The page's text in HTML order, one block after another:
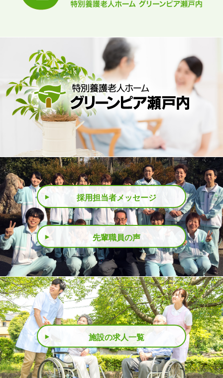
採用担当者メッセージ
先輩職員の声
施設の求人一覧